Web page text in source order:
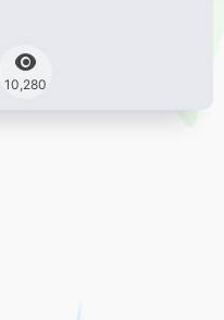
10,280